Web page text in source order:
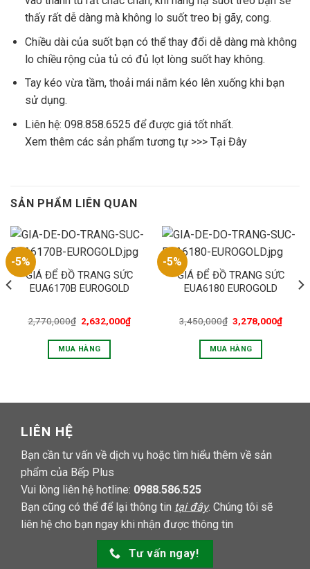
thấy rất dễ dàng mà không lo suốt treo bị gãy, cong.
Chiều dài của suốt bạn có thể thay đổi dễ dàng mà không
lo chiều rộng của tủ có đủ lọt lòng suốt hay không.
Tay kéo vừa tầm, thoải mái nắm kéo lên xuống khi bạn
sử dụng.
Liên hệ: 098.858.6525 để được giá tốt nhất.
Xem thêm các sản phẩm tương tự >>> Tại Đây
SẢN PHẨM LIÊN QUAN
-5%
GIÁ ĐỂ ĐỒ TRANG SỨC
EUA6170B EUROGOLD
2,770,000₫ 2,632,000₫
MUA HÀNG
-5%
GIÁ ĐỂ ĐỒ TRANG SỨC
EUA6180 EUROGOLD
3,450,000₫ 3,278,000₫
MUA HÀNG
LIÊN HỆ
Bạn cần tư vấn về dịch vụ hoặc tìm hiểu thêm về sản
phẩm của Bếp Plus
Vui lòng liên hệ hotline: 0988.586.525
Bạn cũng có thể để lại thông tin tại đây. Chúng tôi sẽ
liên hệ cho bạn ngay khi nhận được thông tin
Tư vấn ngay!